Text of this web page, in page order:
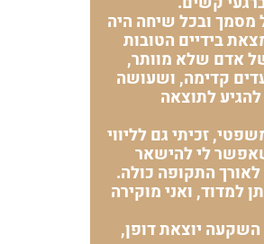
ובכל שיחה היה
בידיים הטובות
אדם שלא מוותר,
קדימה, ושעושה
לתוצאה
זכיתי גם לליווי
לי להישאר
לאורך התקופה כולה.
למדוד, ואני מוקירה
השקעה יוצאת דופן,